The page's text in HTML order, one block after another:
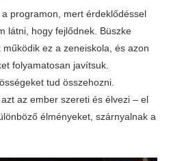
programon, mert érdeklődéssel
látni, hogy fejlődnek. Büszke
ez a zeneiskola, és azon
folyamatosan javítsuk.
tud összehozni.
az ember szereti és élvezi – el
élményeket, szárnyalnak a